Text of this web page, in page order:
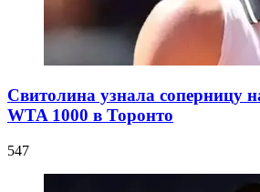
Свитолина узнала соперницу
WTA 1000 в Торонто
547